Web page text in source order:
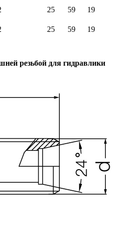
25 59
19
25 59 19
резьбой для гидравлики